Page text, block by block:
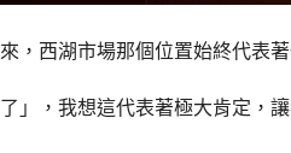
，西湖市場那個位置始終代表
」，我想這代表著極大肯定，